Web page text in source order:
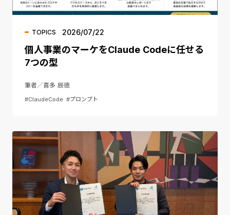
TOPICS 2026/07/22
個人事業のマーケをClaude Codeに任せる
7つの型
筆者／喜多 辰徳
#ClaudeCode #プロンプト